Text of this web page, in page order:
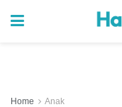
Home Anak